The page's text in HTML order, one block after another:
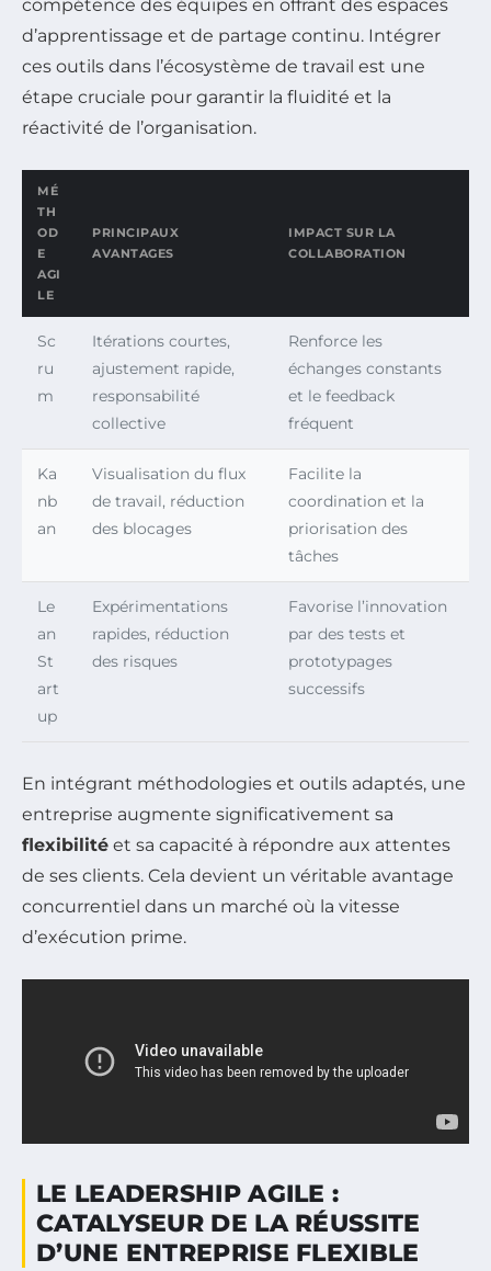
compétence des équipes en offrant des espaces
d’apprentissage et de partage continu. Intégrer
ces outils dans l’écosystème de travail est une
étape cruciale pour garantir la fluidité et la
réactivité de l’organisation.
MÉ
TH
OD
E
AGI
LE
PRINCIPAUX
AVANTAGES
IMPACT SUR LA
COLLABORATION
Sc
ru
m
Itérations courtes,
ajustement rapide,
responsabilité
collective
Renforce les
échanges constants
et le feedback
fréquent
Ka
nb
an
Visualisation du flux
de travail, réduction
des blocages
Facilite la
coordination et la
priorisation des
tâches
Le
an
St
art
up
Expérimentations
rapides, réduction
des risques
Favorise l’innovation
par des tests et
prototypages
successifs
En intégrant méthodologies et outils adaptés, une
entreprise augmente significativement sa
flexibilité et sa capacité à répondre aux attentes
de ses clients. Cela devient un véritable avantage
concurrentiel dans un marché où la vitesse
d’exécution prime.
LE LEADERSHIP AGILE :
CATALYSEUR DE LA RÉUSSITE
D’UNE ENTREPRISE FLEXIBLE